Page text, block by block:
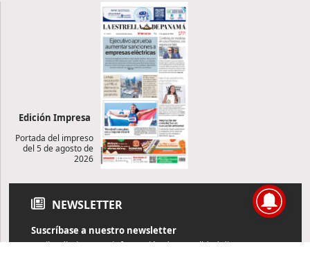
Edición Impresa
Portada del impreso
del 5 de agosto de
2026
NEWSLETTER
Suscríbase a nuestro newsletter
Reciba diariamente información de actualidad directamente en